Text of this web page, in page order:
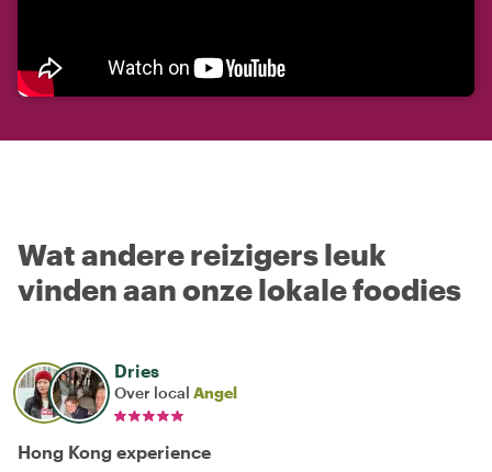
Wat andere reizigers leuk
vinden aan onze lokale foodies
Dries
Over local Angel
Hong Kong experience